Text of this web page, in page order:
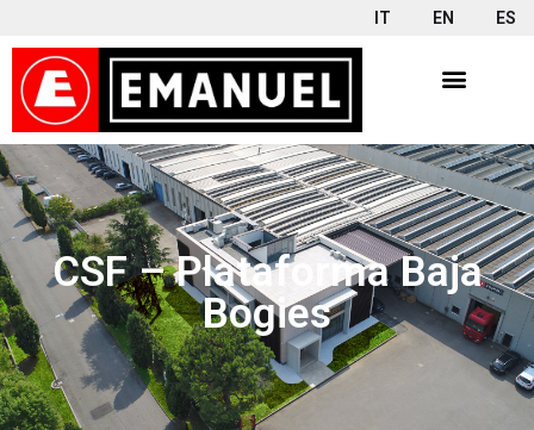
IT EN ES
CSF – Plataforma Baja
Bogies